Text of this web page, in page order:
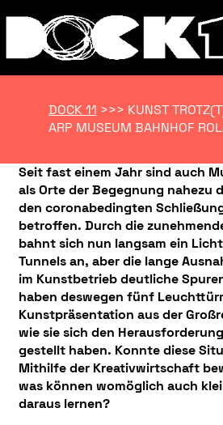
DOCK 11 >>> KUNST
ARP MUSEUM BAHNHOF
Seit fast einem Jahr sind auch
als Orte der Begegnung nahezu
den coronabedingten
betroffen. Durch die
bahnt sich nun langsam ein
Tunnels an, aber die lange
im Kunstbetrieb deutliche
haben deswegen fünf
Kunstpräsentation aus der
wie sie sich den
gestellt haben. Konnte diese
Mithilfe der Kreativwirtschaft
was können womöglich auch
daraus lernen?